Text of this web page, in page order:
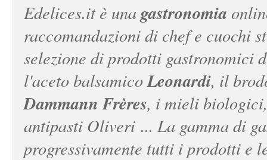
Edelices.itè una gastronomia
raccomandazioni di chef e cuochi
selezione di prodotti gastronomici
l'aceto balsamicoLeonardi, il
Dammann Frères, i mieli
antipasti Oliveri ... La gamma di
progressivamente tutti i prodotti e